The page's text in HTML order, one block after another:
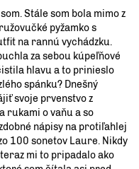
Stále som bola mimo z
pyžamko s
na rannú vychádzku.
za sebou kúpeľňové
hlavu a to prinieslo
spánku? Dnešný
svoje prvenstvo z
rukami o vaňu a so
nápisy na protiľahlej
100 sonetov Laure. Nikdy
mi to pripadalo ako